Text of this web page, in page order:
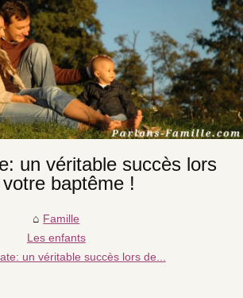
un véritable succès lors
baptême !
Famille
Les enfants
un véritable succès lors de...